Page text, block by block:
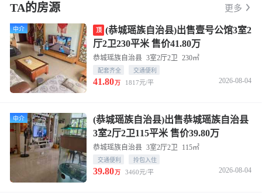
TA的房源 更多
中介 顶 (恭城瑶族自治县)出售壹号公馆3室2
厅2卫230平米 售价41.80万
恭城瑶族自治县 3室2厅2卫 230㎡
配套齐全 交通便利
41.80万 1817元/平 2026-08-04
中介
(恭城瑶族自治县)出售恭城瑶族自治县
3室2厅2卫115平米 售价39.80万
恭城瑶族自治县 3室2厅2卫 115㎡
交通便利 拎包入住
39.80万 3460元/平 2026-08-04